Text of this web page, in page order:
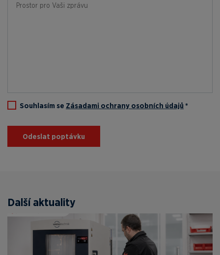
Souhlasím se Zásadami ochrany osobních údajů *
Odeslat poptávku
Další aktuality